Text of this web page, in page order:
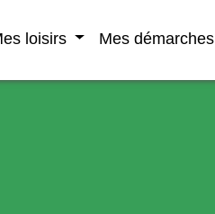
loisirs Mes démarches